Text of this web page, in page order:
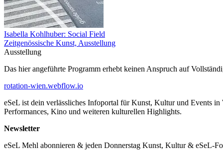
Isabella Kohlhuber: Social Field
Zeitgenössische Kunst, Ausstellung
Ausstellung
Das hier angeführte Programm erhebt keinen Anspruch auf
rotation-wien.webflow.io
eSeL ist dein verlässliches Infoportal für Kunst, Kultur und Events
Performances, Kino und weiteren kulturellen Highlights.
Newsletter
eSeL Mehl abonnieren & jeden Donnerstag Kunst, Kultur & eSeL-